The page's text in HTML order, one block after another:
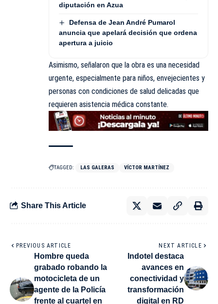
diputación en Azua
Defensa de Jean André Pumarol
anuncia que apelará decisión que ordena
apertura a juicio
Asimismo, señalaron que la obra es una necesidad
urgente, especialmente para niños, envejecientes y
personas con condiciones de salud delicadas que
requieren asistencia médica constante.
TAGGED: LAS GALERAS VÍCTOR MARTÍNEZ
Share This Article
PREVIOUS ARTICLE
Hombre queda
grabado robando la
motocicleta de un
agente de la Policía
frente al cuartel en
NEXT ARTICLE
Indotel destaca
avances en
conectividad y
transformación
digital en RD